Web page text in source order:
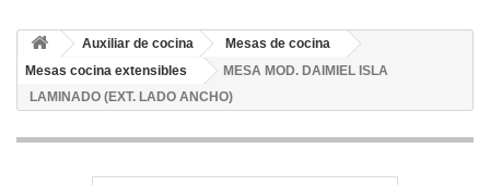
Auxiliar de cocina
Mesas de cocina
Mesas cocina extensibles
MESA MOD. DAIMIEL ISLA
LAMINADO (EXT. LADO ANCHO)